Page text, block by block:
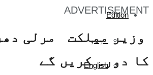
Edition
اردو
English
ADVERTISEMENT
وزیر مملکت مرلی
کا دورہ کریں گے